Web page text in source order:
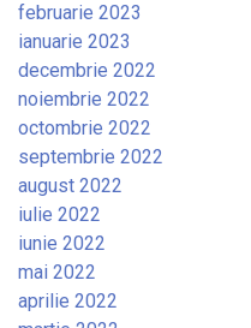
februarie 2023
ianuarie 2023
decembrie 2022
noiembrie 2022
octombrie 2022
septembrie 2022
august 2022
iulie 2022
iunie 2022
mai 2022
aprilie 2022